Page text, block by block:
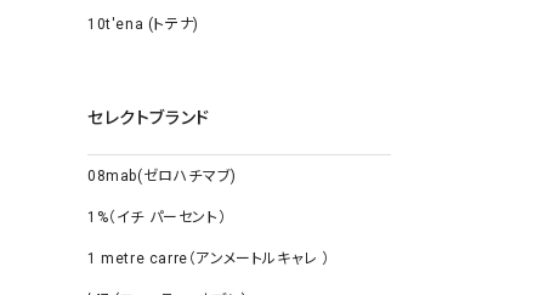
10t'ena (トテナ)
セレクトブランド
08mab(ゼロハチマブ)
1%（イチ パーセント）
1 metre carre（アンメートルキャレ ）